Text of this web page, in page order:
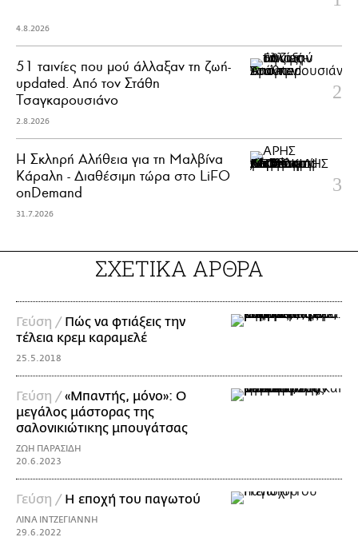
4.8.2026
51 ταινίες που μού άλλαξαν τη ζωή-
updated. Aπό τον Στάθη
Τσαγκαρουσιάνο
2.8.2026
Η Σκληρή Αλήθεια για τη Μαλβίνα
Κάραλη - Διαθέσιμη τώρα στo LiFO
onDemand
31.7.2026
ΣΧΕΤΙΚΑ ΑΡΘΡΑ
Γεύση / Πώς να φτιάξεις την
τέλεια κρεμ καραμελέ
25.5.2018
Γεύση /«Μπαντής, μόνο»: Ο
μεγάλος μάστορας της
σαλονικιώτικης μπουγάτσας
ΖΩΗ ΠΑΡΑΣΙΔΗ
20.6.2023
Γεύση / Η εποχή του παγωτού
ΛΙΝΑ ΙΝΤΖΕΓΙΑΝΝΗ
29.6.2022